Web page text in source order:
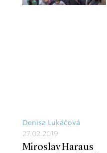
Denisa Lukáčová
27.02.2019
Miroslav Haraus